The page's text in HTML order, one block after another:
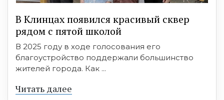
В Клинцах появился красивый сквер
рядом с пятой школой
В 2025 году в ходе голосования его
благоустройство поддержали большинство
жителей города. Как ...
Читать далее